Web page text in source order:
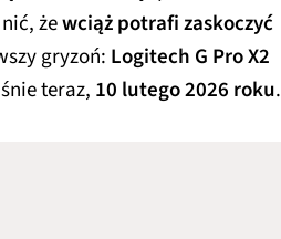
żewciąż potrafi zaskoczyć
gryzoń: Logitech G Pro X2
teraz, 10 lutego 2026 roku.